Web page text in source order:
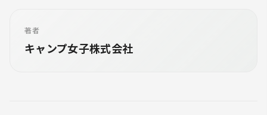
著者
キャンプ女子株式会社